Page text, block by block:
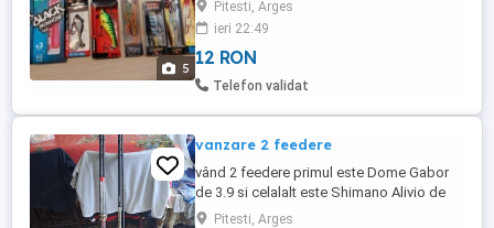
5
Red Tail Chub 40 lei pe givadi.ro - pret = 20
lei 3. Castaic Swim baits SBT4 Blue Shad
40 lei pe givadi.ro - pret = 20 lei 4. Rapture
Sharp Spin Willow Colorado , 10 gr. Red
Pitesti, Arges
ieri 22:49
12 RON
Telefon validat
vanzare 2 feedere
vând 2 feedere primul este Dome Gabor
de 3.9 si celalalt este Shimano Alivio de
3.9 Pitesti, Arges